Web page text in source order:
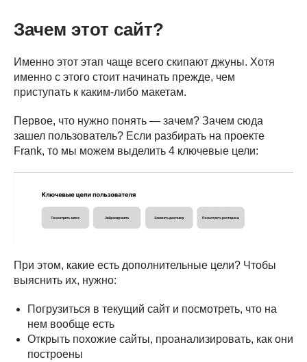
Зачем этот сайт?
Именно этот этап чаще всего скипают джуны. Хотя
именно с этого стоит начинать прежде, чем
приступать к каким-либо макетам.
Первое, что нужно понять — зачем? Зачем сюда
зашел пользователь? Если разбирать на проекте
Frank, то мы можем выделить 4 ключевые цели:
При этом, какие есть дополнительные цели? Чтобы
выяснить их, нужно:
Погрузиться в текущий сайт и посмотреть, что на
нем вообще есть
Открыть похожие сайты, проанализировать, как они
построены